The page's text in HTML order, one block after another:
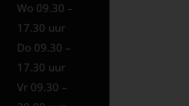
Wo 09.30 –
17.30 uur
Do 09.30 –
17.30 uur
Vr 09.30 –